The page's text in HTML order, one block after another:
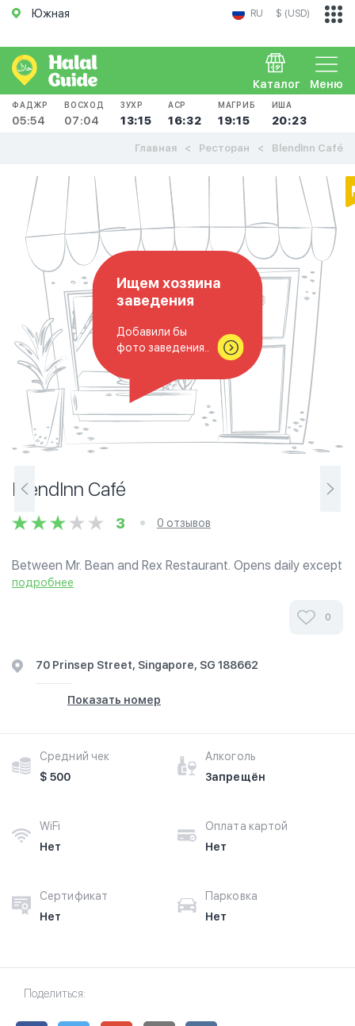
Южная RU $ (USD)
Меню
Каталог
ФАДЖР
05:54
ВОСХОД
07:04
ЗУХР
13:15
АСР
16:32
МАГРИБ
19:15
ИША
20:23
Главная Ресторан BlendInn Café
Ищем хозяина
заведения
Добавили бы
фото заведения..
BlendInn Café
3 0 отзывов
Between Mr. Bean and Rex Restaurant. Opens daily except
Sundays. Home-made bukhari rice available.
подробнее
0
70 Prinsep Street, Singapore, SG 188662
Показать номер
Средний чек
$ 500
Алкоголь
Запрещён
WiFi
Нет
Оплата картой
Нет
Сертификат
Нет
Парковка
Нет
Поделиться: